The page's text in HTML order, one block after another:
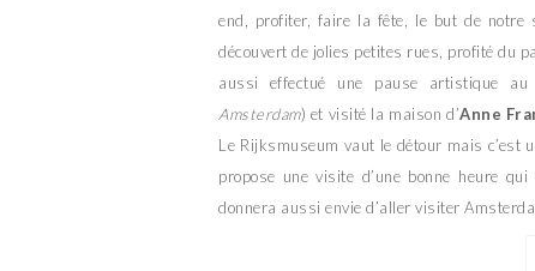
end, profiter, faire la fête, le but de notre
découvert de jolies petites rues, profité du
aussi effectué une pause artistique au
Amsterdam) et visité la maison d’Anne
Le Rijksmuseum vaut le détour mais c’est
propose une visite d’une bonne heure
donnera aussi envie d’aller visiter